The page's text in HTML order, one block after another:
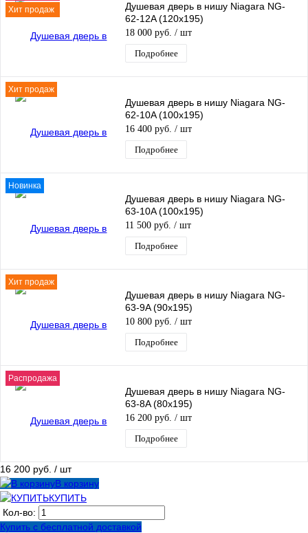
Хит продаж
Душевая дверь в нишу Niagara NG-
62-12A (120х195)
18 000 руб. / шт
Подробнее
Хит продаж
Душевая дверь в нишу Niagara NG-
62-10A (100х195)
16 400 руб. / шт
Подробнее
Новинка
Душевая дверь в нишу Niagara NG-
63-10A (100х195)
11 500 руб. / шт
Подробнее
Хит продаж
Душевая дверь в нишу Niagara NG-
63-9A (90х195)
10 800 руб. / шт
Подробнее
Распродажа
Душевая дверь в нишу Niagara NG-
63-8A (80х195)
16 200 руб. / шт
Подробнее
16 200 руб. / шт
В корзину
КУПИТЬ
Кол-во:
Купить с бесплатной доставкой